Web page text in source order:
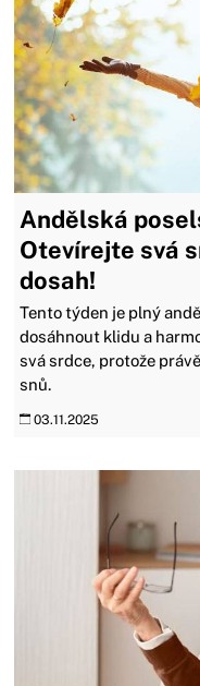
Andělská
Otevírejte svá
dosah!
Tento týden je plný
dosáhnout klidu a
svá srdce, protože
snů.
03.11.2025